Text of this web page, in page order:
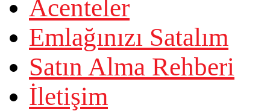
Acenteler
Emlağınızı Satalım
Satın Alma Rehberi
İletişim